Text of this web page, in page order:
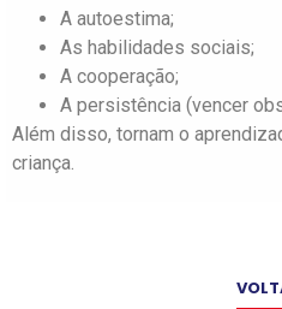
A autoestima;
As habilidades sociais;
A cooperação;
A persistência (vencer
Além disso, tornam o
criança.